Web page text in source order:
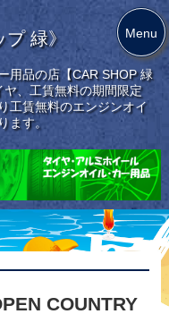
緑》
用品の店【CAR SHOP 緑
ヤ、工賃無料の期間限定
工賃無料のエンジンオイ
ます。
COUNTRY
Menu